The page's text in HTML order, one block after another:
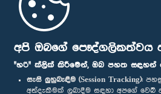
අපි ඔබගේ පෞද්ගලිකත්වය
"හරි" ක්ලික් කිරීමෙන්, ඔබ පහත සඳහන්
සැසි ලුහුබැඳීම (Session Tracking):
අත්දැකීමක් ලබාදීම සඳහා අපගේ වෙබ්
පාර්ලිමේන්තු ජංගම යෙදුම